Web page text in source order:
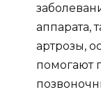
аппарата,
артрозы,
помогают